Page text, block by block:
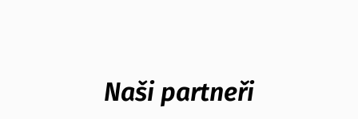
Naši partneři